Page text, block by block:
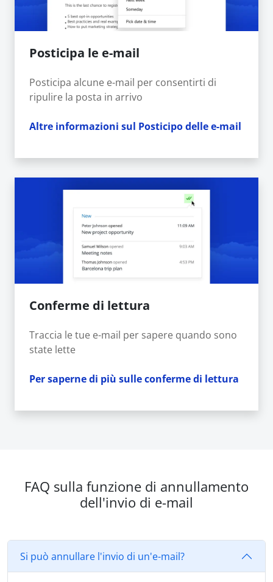
Posticipa le e-mail
Posticipa alcune e-mail per consentirti di
ripulire la posta in arrivo
Altre informazioni sul Posticipo delle e-mail
Conferme di lettura
Traccia le tue e-mail per sapere quando sono
state lette
Per saperne di più sulle conferme di lettura
FAQ sulla funzione di annullamento
dell'invio di e-mail
Si può annullare l'invio di un'e-mail?